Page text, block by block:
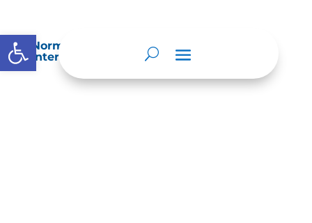
Abrir barra de herramientas
Normatividad especial que les aplique de
interés.